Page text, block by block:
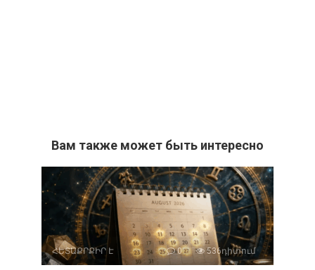
Вам также может быть интересно
ՀԵՏԱՔՐՔԻՐ Է 0 536դիտում